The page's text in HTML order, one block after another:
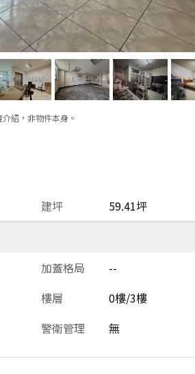
紹，非物件本身。
建坪 59.41坪
加蓋格局 --
樓層 0樓/3樓
警衛管理 無